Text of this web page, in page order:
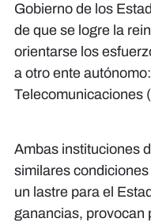
Gobierno de los
de que se logre la
orientarse los
a otro ente
Telecomunicaciones
Ambas instituciones
similares
un lastre para el
ganancias, provocan